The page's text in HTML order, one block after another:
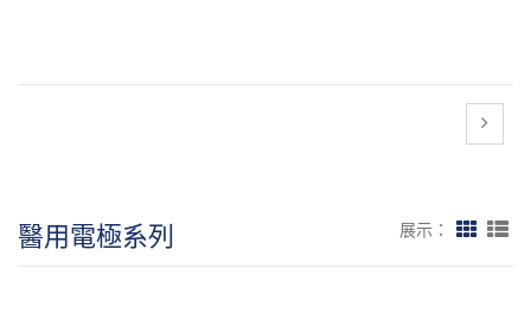
醫用電極系列 展示：